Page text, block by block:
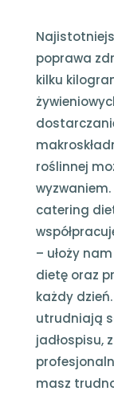
poprawa
kilku
roślinnej
catering
– ułoży
dietę oraz
każdy
utrudniają
jadłospisu,
masz